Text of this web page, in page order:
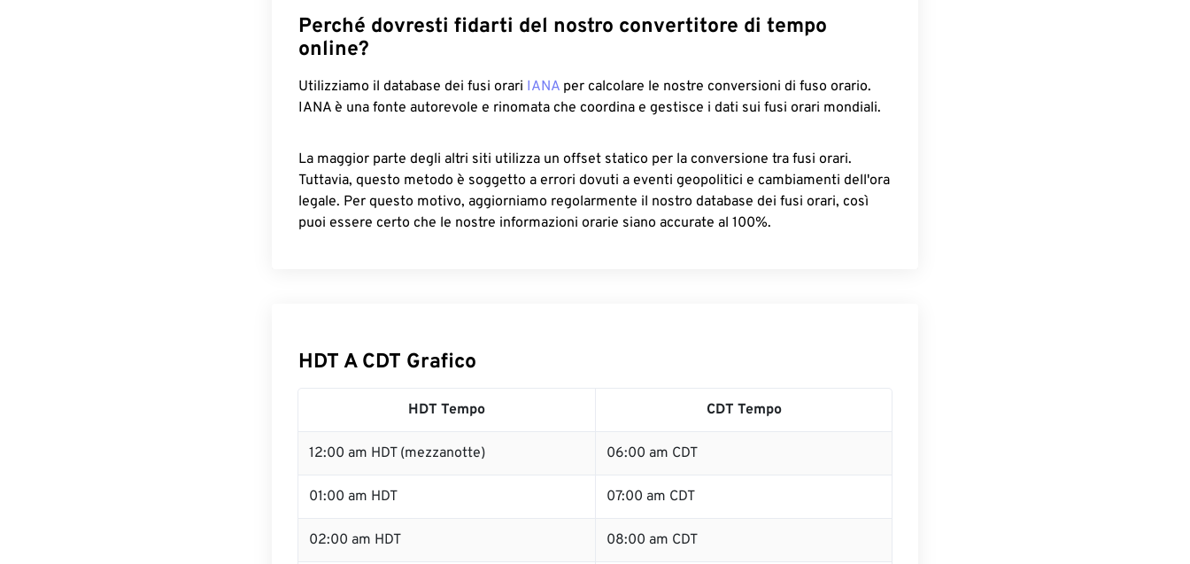
Perché dovresti fidarti del nostro convertitore di tempo
online?
Utilizziamo il database dei fusi orari IANA per calcolare le nostre conversioni di fuso orario.
IANA è una fonte autorevole e rinomata che coordina e gestisce i dati sui fusi orari mondiali.
La maggior parte degli altri siti utilizza un offset statico per la conversione tra fusi orari.
Tuttavia, questo metodo è soggetto a errori dovuti a eventi geopolitici e cambiamenti dell'ora
legale. Per questo motivo, aggiorniamo regolarmente il nostro database dei fusi orari, così
puoi essere certo che le nostre informazioni orarie siano accurate al 100%.
HDT A CDT Grafico
HDT Tempo CDT Tempo
12:00 am HDT (mezzanotte) 06:00 am CDT
01:00 am HDT 07:00 am CDT
02:00 am HDT 08:00 am CDT